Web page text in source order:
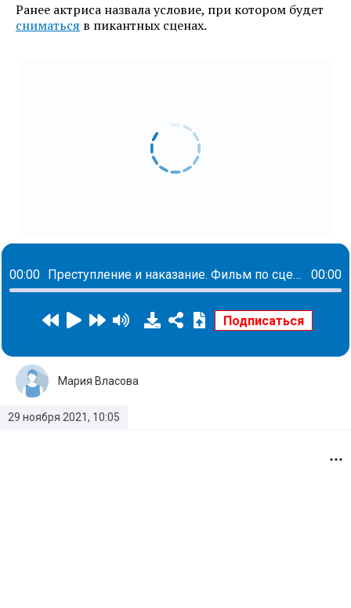
Ранее актриса назвала условие, при котором будет
сниматься в пикантных сценах.
00:00 Преступление и наказание. Фильм по сценарию Михаила Ефремова о белгородской колонии получил приз 00:00
29 ноября 2021, 10:05
Мария Власова